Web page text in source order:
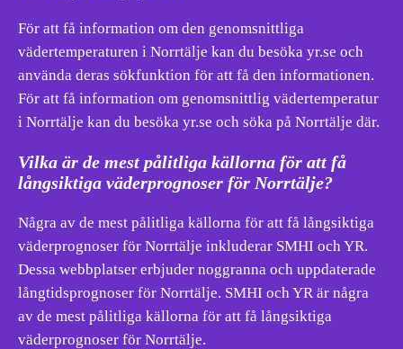
För att få information om den genomsnittliga
vädertemperaturen i Norrtälje kan du besöka yr.se och
använda deras sökfunktion för att få den informationen.
För att få information om genomsnittlig vädertemperatur
i Norrtälje kan du besöka yr.se och söka på Norrtälje där.
Vilka är de mest pålitliga källorna för att få
långsiktiga väderprognoser för Norrtälje?
Några av de mest pålitliga källorna för att få långsiktiga
väderprognoser för Norrtälje inkluderar SMHI och YR.
Dessa webbplatser erbjuder noggranna och uppdaterade
långtidsprognoser för Norrtälje. SMHI och YR är några
av de mest pålitliga källorna för att få långsiktiga
väderprognoser för Norrtälje.